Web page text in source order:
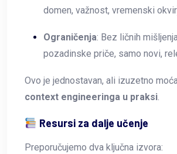
domen, važnost, vremenski
Ograničenja: Bez ličnih
pozadinske priče, samo novi,
Ovo je jednostavan, ali izuzetno
context engineeringa u praksi.
Resursi za dalje učenje
Preporučujemo dva ključna izvora: